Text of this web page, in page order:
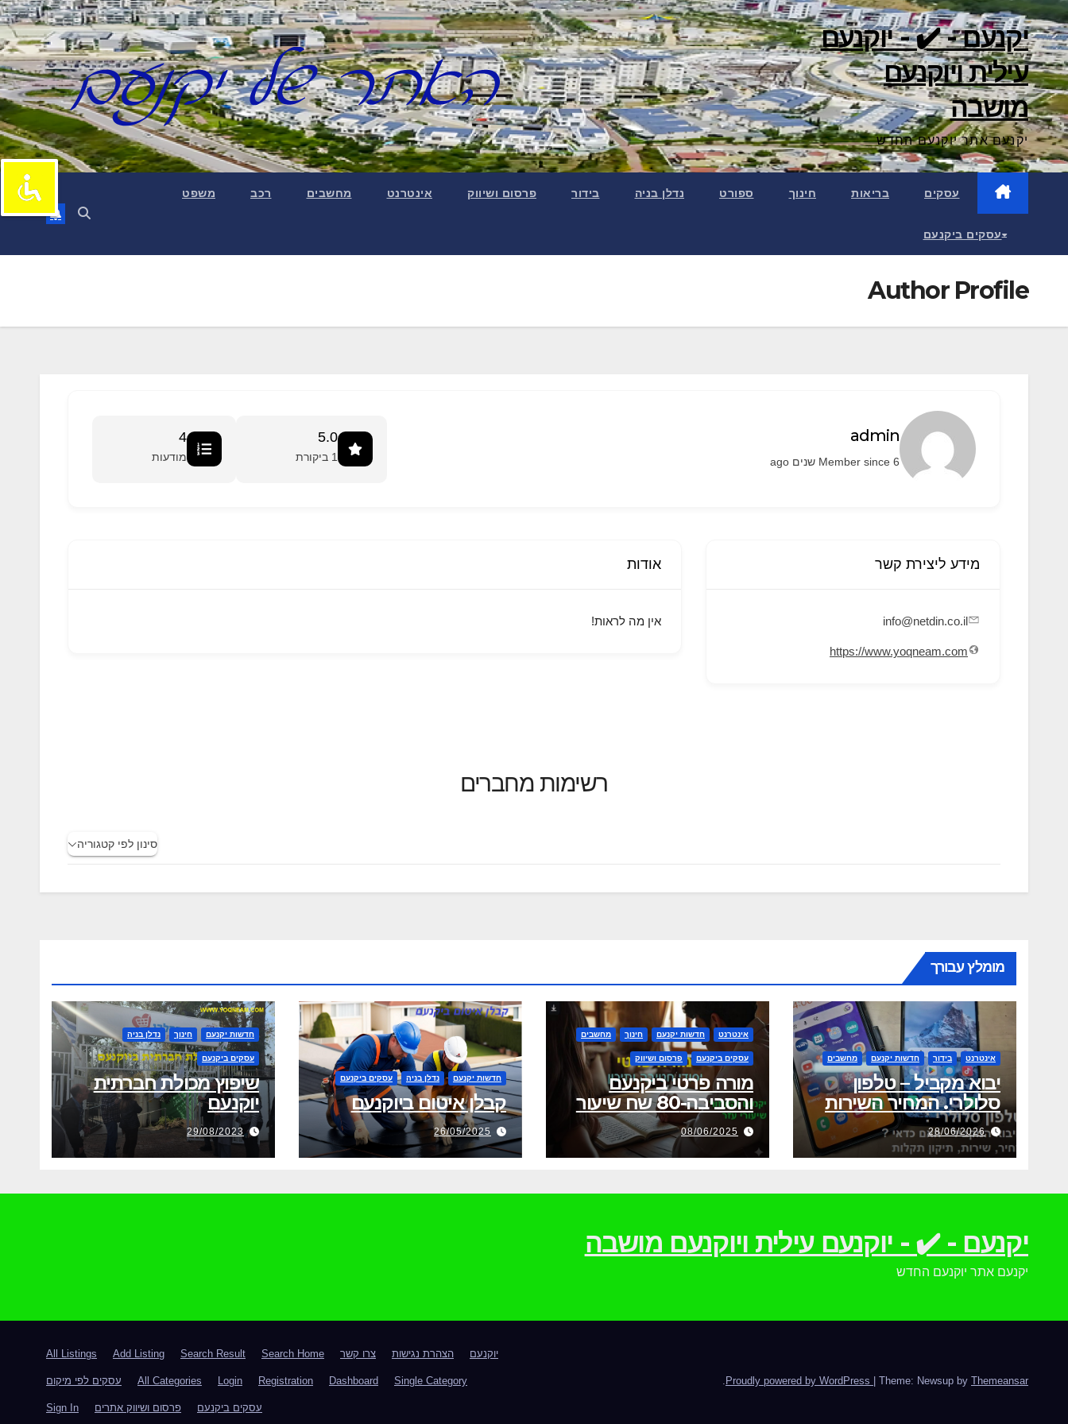
Skip
to
content
יקנעם - ✔️ - יוקנעם
עילית ויוקנעם
מושבה
יקנעם אתר יוקנעם החדש
עסקים בריאות חינוך ספורט נדלן בניה בידור פרסום ושיווק אינטרנט מחשבים רכב משפט
עסקים ביקנעם
Author Profile
admin
Member since 6 שנים ago
5.0
1 ביקורת
4
מודעות
מידע ליצירת קשר
info@netdin.co.il
https://www.yoqneam.com
אודות
אין מה לראות!
רשימות מחברים
סינון לפי קטגוריה
מומלץ עבורך
אינטרנט בידור חדשות יקנעם מחשבים
יבוא מקביל – טלפון
סלולרי. המחיר השירות
אחריות ותיקון תקלות
28/06/2026
אינטרנט חדשות יקנעם חינוך מחשבים
עסקים ביקנעם פרסום ושיווק
מורה פרטי ביקנעם
והסביבה-80 שח שיעור
08/06/2025
חדשות יקנעם נדלן בניה עסקים ביקנעם
קבלן איטום ביוקנעם
26/05/2025
חדשות יקנעם חינוך נדלן בניה
עסקים ביקנעם
שיפוץ מכולת חברתית
יוקנעם
29/08/2023
יקנעם - ✔️ - יוקנעם עילית ויוקנעם מושבה
יקנעם אתר יוקנעם החדש
Proudly powered by WordPress Theme: Newsup by Themeansar
.
יוקנעם הצהרת נגישות צרו קשר Search Home
Search Result
Add Listing
All Listings
Single Category
Dashboard
Registration
Login
All Categories עסקים לפי מיקום
עסקים ביקנעם פרסום ושיווק אתרים Sign In